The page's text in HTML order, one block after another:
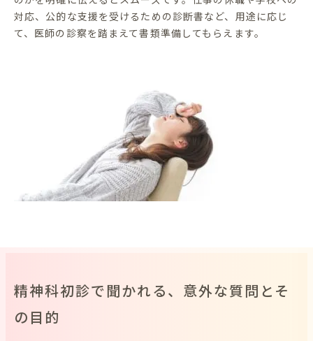
対応、公的な支援を受けるための診断書など、用途に応じ
て、医師の診察を踏まえて書類準備してもらえます。
精神科初診で聞かれる、意外な質問とそ
の目的